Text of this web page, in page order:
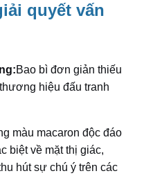
quyết vấn
Bao bì đơn giản thiếu
hiệu đấu tranh
màu macaron độc đáo
biệt về mặt thị giác,
hút sự chú ý trên các